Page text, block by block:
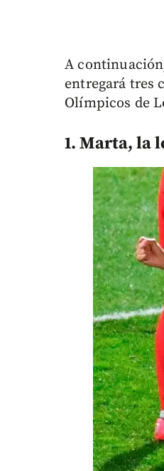
A
entregará tres
Olímpicos de
1. Marta, la